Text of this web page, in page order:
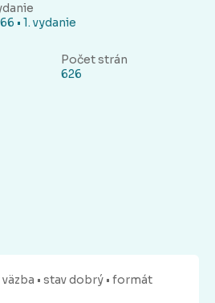
• 1. vydanie
Počet strán
626
väzba • stav dobrý • formát